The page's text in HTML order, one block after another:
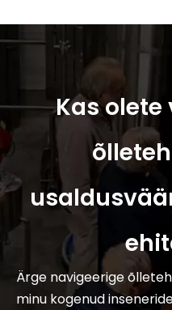
Kas
Ärge navigeerige
minu kogenud